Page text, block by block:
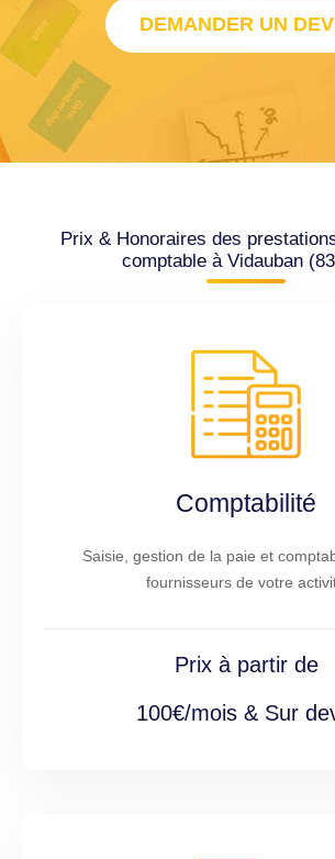
DEMANDER UN
Prix & Honoraires des
comptable à Vidauban
Comptabilité
Saisie, gestion de la paie et
fournisseurs de votre
Prix à partir de
100€/mois & Sur